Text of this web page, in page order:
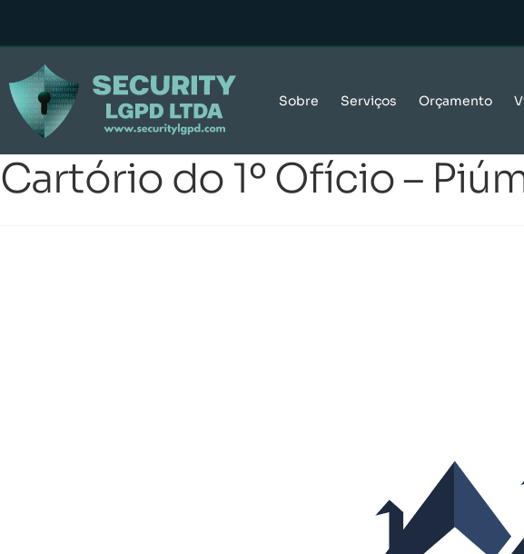
Sobre Serviços Orçamento
Cartório do 1º Ofício –